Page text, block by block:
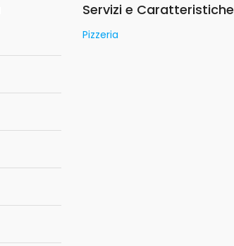
Servizi e Caratteristiche
Pizzeria